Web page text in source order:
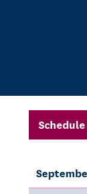
Schedule